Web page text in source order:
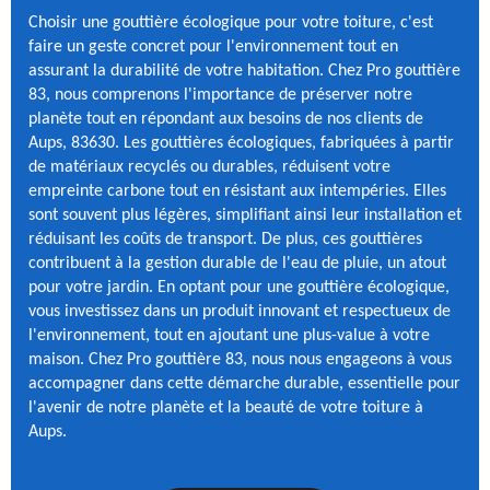
Choisir une gouttière écologique pour votre toiture, c'est
faire un geste concret pour l'environnement tout en
assurant la durabilité de votre habitation. Chez Pro gouttière
83, nous comprenons l'importance de préserver notre
planète tout en répondant aux besoins de nos clients de
Aups, 83630. Les gouttières écologiques, fabriquées à partir
de matériaux recyclés ou durables, réduisent votre
empreinte carbone tout en résistant aux intempéries. Elles
sont souvent plus légères, simplifiant ainsi leur installation et
réduisant les coûts de transport. De plus, ces gouttières
contribuent à la gestion durable de l'eau de pluie, un atout
pour votre jardin. En optant pour une gouttière écologique,
vous investissez dans un produit innovant et respectueux de
l'environnement, tout en ajoutant une plus-value à votre
maison. Chez Pro gouttière 83, nous nous engageons à vous
accompagner dans cette démarche durable, essentielle pour
l'avenir de notre planète et la beauté de votre toiture à
Aups.